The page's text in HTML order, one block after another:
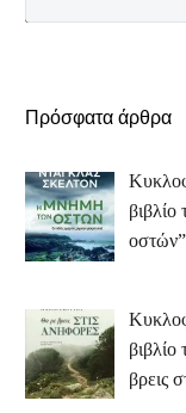
Πρόσφατα άρθρα
οστών”
βρεις